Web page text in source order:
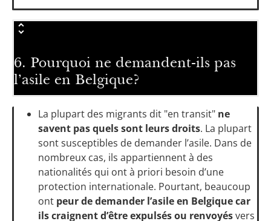
6. Pourquoi ne demandent-ils pas
l’asile en Belgique?
La plupart des migrants dit "en transit" ne
savent pas quels sont leurs droits. La plupart
sont susceptibles de demander l’asile. Dans de
nombreux cas, ils appartiennent à des
nationalités qui ont à priori besoin d’une
protection internationale. Pourtant, beaucoup
ont peur de demander l’asile en Belgiquecar
ils craignent d’être expulsés ou renvoyésvers